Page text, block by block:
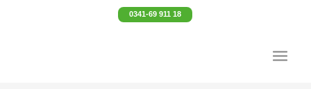
0341-69 911 18